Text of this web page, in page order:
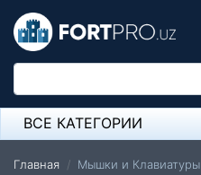
ВСЕ КАТЕГОРИИ
Микрофон
Главная Мышки и Клавиатуры